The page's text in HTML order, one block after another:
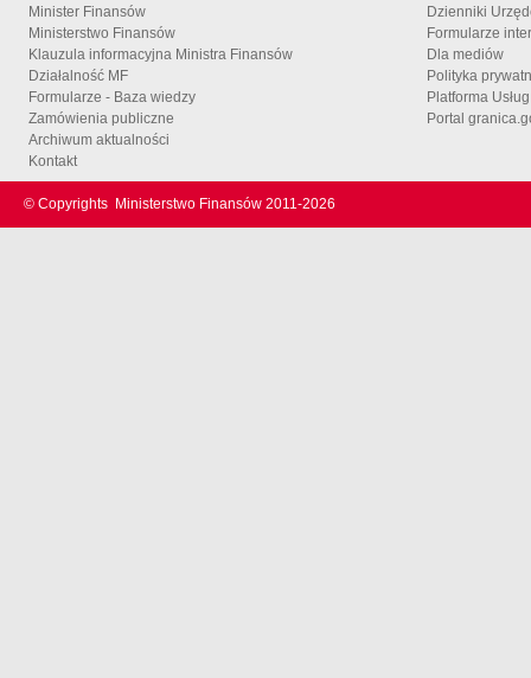
Minister Finansów
Ministerstwo Finansów
Klauzula informacyjna Ministra Finansów
Działalność MF
Formularze - Baza wiedzy
Zamówienia publiczne
Archiwum aktualności
Kontakt
Dzienniki
Formularze
Dla mediów
Polityka
Platforma
Portal
© Copyrights Ministerstwo Finansów 2011-2026